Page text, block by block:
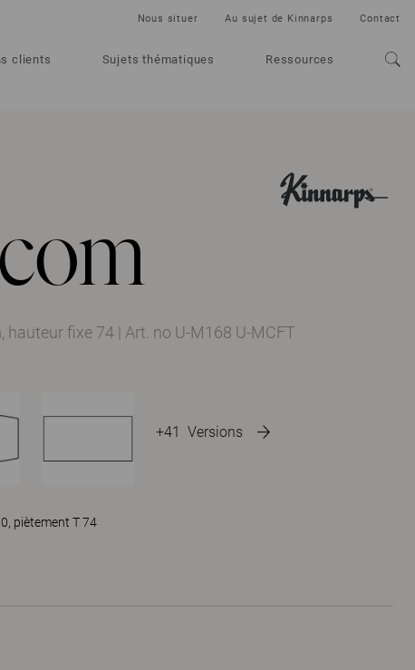
clients Sujets thématiques Ressources
Nous situer Au sujet de Kinnarps Contact
+41 Versions
hauteur fixe 74 | Art. no U-M168 U-MCFT
piètement T 74